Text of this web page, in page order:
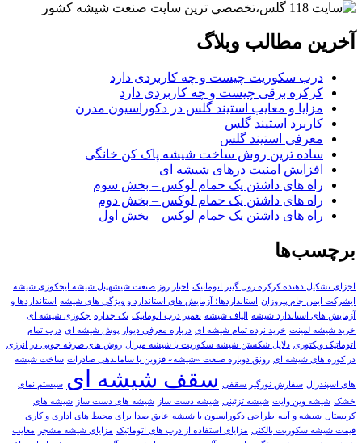
آخرین مطالب وبلاگ
درب سکوریت چیست و چه کاربردی دارد
کرکره برقی چیست و چه کاربردی دارد
مزایا و معایب استیند گلس در دکوراسیون مدرن
کاربرد استیند گلس
معرفی استیند گلس
ساده ترین روش ساخت شیشه پاک کن خانگی
افزایش امنیت درهای شیشه ای
راه های داشتن یک حمام لوکس – بخش سوم
راه های داشتن یک حمام لوکس – بخش دوم
راه های داشتن یک حمام لوکس – بخش اول
برچسب‌ها
اجزای تشکیل دهنده کرکره رول گیتر اتوماتیک
اخبار روز صنعت شیشهپنل شیشه ایجکوزی شیشه
ایشرکت ایمن جام پیروزان
استانداردها؛ آزمایش های استاندارد و ویژگی های شیشه
استانداردها و
آزمایش های استاندارد شیشه
الیاف شیشه تعمير درب اتوماتيک تک جداره جکوزی شیشه ای
خرید شیشه لمینت خرید نرده تمام شيشه اي درباره معرفی دیوار پوش شیشه ای درب تمام
اتوماتیک ویکتوری دلایل شکستن شیشه سکوریت یا شیشه میرال روش های صرفه جویی در انرژی
در کوره های شیشه ای رونق دوباره صنعت «شیشه» قزوین با ساماندهی صادرات ساخت شیشه
های اسپندرال سفارش نورگیر سقفی سقف شیشه ای سیستم نمای
خشک شيشه وين وايت شیشه تزئینی شیشه دست ساز شیشه های دست ساز
شیشه های
کریستال شیشه و آینه طراحی دکوراسیون با شیشه عایق صدا برای محیط های اداری و کاری
قیمت شیشه سکوریت بالکنی مزایای استفاده از درب های اتوماتیک مزایای شیشه مشجر
معایب